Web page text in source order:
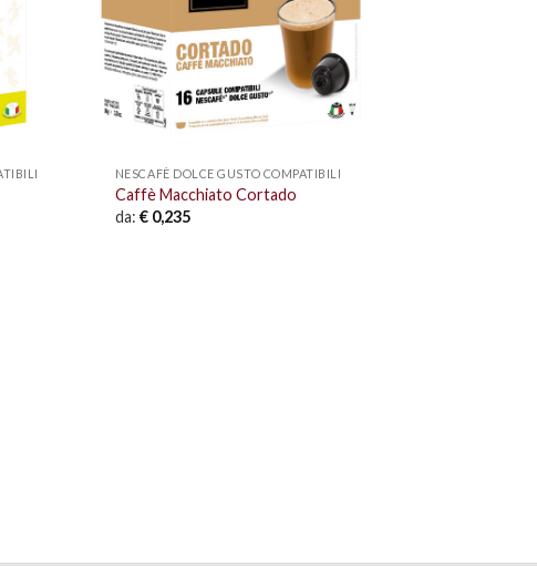
NESCAFÈ DOLCE GUSTO COMPATIBILI
Caffè Macchiato Cortado
da: €0,235